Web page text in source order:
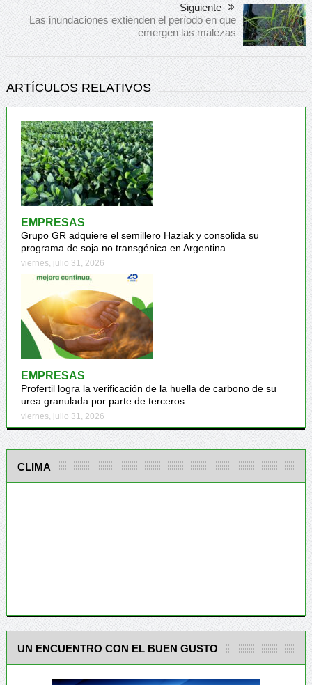
Siguiente
Las inundaciones extienden el período en que
emergen las malezas
ARTÍCULOS RELATIVOS
EMPRESAS
Grupo GR adquiere el semillero Haziak y consolida su
programa de soja no transgénica en Argentina
viernes, julio 31, 2026
EMPRESAS
Profertil logra la verificación de la huella de carbono de su
urea granulada por parte de terceros
viernes, julio 31, 2026
CLIMA
UN ENCUENTRO CON EL BUEN GUSTO